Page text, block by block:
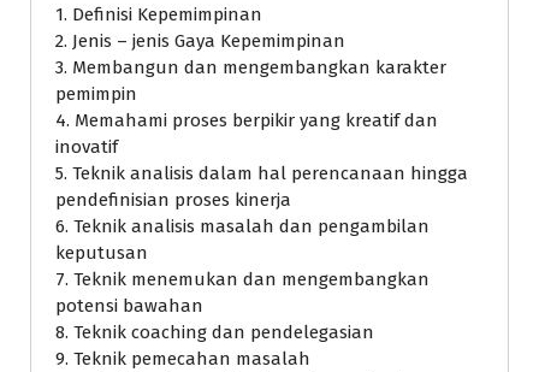
1. Definisi Kepemimpinan
2. Jenis – jenis Gaya Kepemimpinan
3. Membangun dan mengembangkan karakter
pemimpin
4. Memahami proses berpikir yang kreatif dan
inovatif
5. Teknik analisis dalam hal perencanaan hingga
pendefinisian proses kinerja
6. Teknik analisis masalah dan pengambilan
keputusan
7. Teknik menemukan dan mengembangkan
potensi bawahan
8. Teknik coaching dan pendelegasian
9. Teknik pemecahan masalah